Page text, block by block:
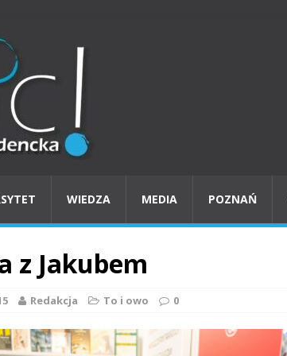
WIEDZA MEDIA POZNAŃ
z Jakubem
Redakcja To i owo 0